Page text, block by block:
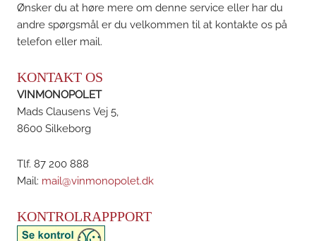
Ønsker du at høre mere om denne service eller har du
andre spørgsmål er du velkommen til at kontakte os på
telefon eller mail.
KONTAKT OS
VINMONOPOLET
Mads Clausens Vej 5,
8600 Silkeborg
Tlf. 87 200 888
Mail: mail@vinmonopolet.dk
KONTROLRAPPPORT